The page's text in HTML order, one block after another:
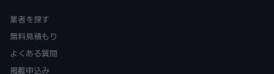
業者を探す
無料見積もり
よくある質問
掲載申込み